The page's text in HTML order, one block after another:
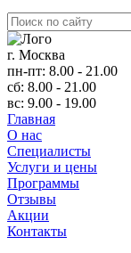
г. Москва
пн-пт: 8.00 - 21.00
сб: 8.00 - 21.00
вс: 9.00 - 19.00
Главная
О нас
Cпециалисты
Услуги и цены
Программы
Отзывы
Акции
Контакты